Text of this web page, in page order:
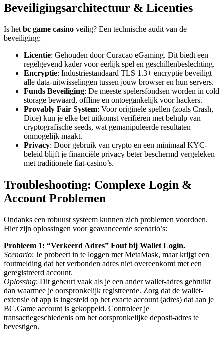
Beveiligingsarchitectuur & Licenties
Is het bc game casino veilig? Een technische audit van de
beveiliging:
Licentie: Gehouden door Curacao eGaming. Dit biedt een
regelgevend kader voor eerlijk spel en geschillenbeslechting.
Encryptie: Industriestandaard TLS 1.3+ encryptie beveiligt
alle data-uitwisselingen tussen jouw browser en hun servers.
Funds Beveiliging: De meeste spelersfondsen worden in cold
storage bewaard, offline en ontoegankelijk voor hackers.
Provably Fair System: Voor originele spellen (zoals Crash,
Dice) kun je elke bet uitkomst verifiëren met behulp van
cryptografische seeds, wat gemanipuleerde resultaten
onmogelijk maakt.
Privacy: Door gebruik van crypto en een minimaal KYC-
beleid blijft je financiële privacy beter beschermd vergeleken
met traditionele fiat-casino’s.
Troubleshooting: Complexe Login &
Account Problemen
Ondanks een robuust systeem kunnen zich problemen voordoen.
Hier zijn oplossingen voor geavanceerde scenario’s:
Probleem 1: “Verkeerd Adres” Fout bij Wallet Login.
Scenario: Je probeert in te loggen met MetaMask, maar krijgt een
foutmelding dat het verbonden adres niet overeenkomt met een
geregistreerd account.
Oplossing: Dit gebeurt vaak als je een ander wallet-adres gebruikt
dan waarmee je oorspronkelijk registreerde. Zorg dat de wallet-
extensie of app is ingesteld op het exacte account (adres) dat aan je
BC.Game account is gekoppeld. Controleer je
transactiegeschiedenis om het oorspronkelijke deposit-adres te
bevestigen.